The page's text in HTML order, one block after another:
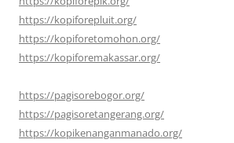
https://kopiforepluit.org/
https://kopiforetomohon.org/
https://kopiforemakassar.org/
https://pagisorebogor.org/
https://pagisoretangerang.org/
https://kopikenanganmanado.org/